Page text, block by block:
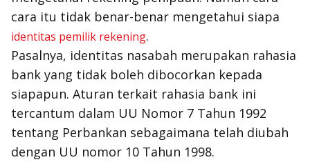
cara itu tidak benar-benar mengetahui siapa
identitas pemilik rekening.
Pasalnya, identitas nasabah merupakan rahasia
bank yang tidak boleh dibocorkan kepada
siapapun. Aturan terkait rahasia bank ini
tercantum dalam UU Nomor 7 Tahun 1992
tentang Perbankan sebagaimana telah diubah
dengan UU nomor 10 Tahun 1998.